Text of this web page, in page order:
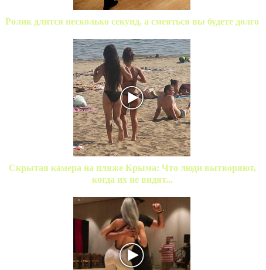
Ролик длится несколько секунд, а смеяться вы будете долго
Скрытая камера на пляже Крыма: Что люди вытворяют,
когда их не видят...